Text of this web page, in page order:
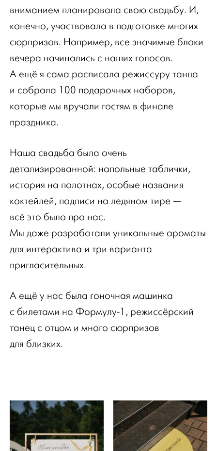
вниманием планировала свою свадьбу. И,
конечно, участвовала в подготовке многих
сюрпризов. Например, все значимые блоки
вечера начинались с наших голосов.
А ещё я сама расписала режиссуру танца
и собрала 100 подарочных наборов,
которые мы вручали гостям в финале
праздника.
Наша свадьба была очень
детализированной: напольные таблички,
история на полотнах, особые названия
коктейлей, подписи на ледяном тире —
всё это было про нас.
Мы даже разработали уникальные ароматы
для интерактива и три варианта
пригласительных.
А ещё у нас была гоночная машинка
с билетами на Формулу-1, режиссёрский
танец с отцом и много сюрпризов
для близких.